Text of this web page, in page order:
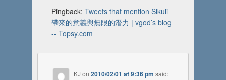
Pingback: Tweets that mention Sikuli
帶來的意義與無限的潛力 | vgod’s blog
-- Topsy.com
KJ on2010/02/01 at 9:36 pm said: